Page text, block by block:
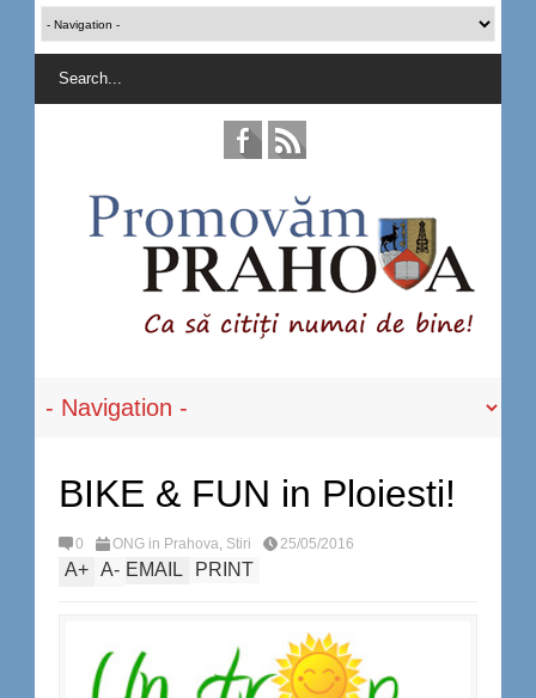
BIKE & FUN in Ploiesti!
0 ONG in Prahova, Stiri 25/05/2016
A+ A- EMAIL PRINT